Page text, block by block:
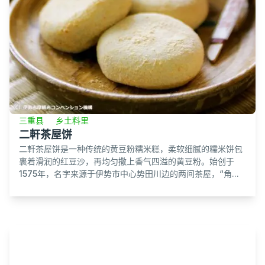
三重县 乡土料里
二軒茶屋饼
二軒茶屋饼是一种传统的黄豆粉糯米糕，柔软细腻的糯米饼包
裹着滑润的红豆沙，再均匀撒上香气四溢的黄豆粉。始创于
1575年，名字来源于伊势市中心势田川边的两间茶屋，“角...